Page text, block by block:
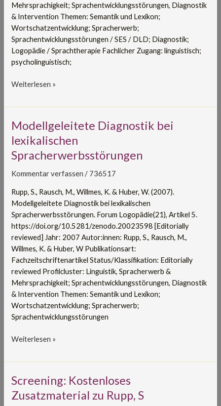
Mehrsprachigkeit; Sprachentwicklungsstörungen, Diagnostik
& Intervention Themen: Semantik und Lexikon;
Wortschatzentwicklung; Spracherwerb;
Sprachentwicklungsstörungen / SES / DLD; Diagnostik;
Logopädie / Sprachtherapie Fachlicher Zugang: linguistisch;
psycholinguistisch;
Weiterlesen »
Modellgeleitete Diagnostik bei
lexikalischen
Spracherwerbsstörungen
Kommentar verfassen / 736517
Rupp, S., Rausch, M., Willmes, K. & Huber, W. (2007).
Modellgeleitete Diagnostik bei lexikalischen
Spracherwerbsstörungen. Forum Logopädie(21), Artikel 5.
https://doi.org/10.5281/zenodo.20023598 [Editorially
reviewed] Jahr: 2007 Autor:innen: Rupp, S., Rausch, M.,
Willmes, K. & Huber, W Publikationsart:
Fachzeitschriftenartikel Status/Klassifikation: Editorially
reviewed Profilcluster: Linguistik, Spracherwerb &
Mehrsprachigkeit; Sprachentwicklungsstörungen, Diagnostik
& Intervention Themen: Semantik und Lexikon;
Wortschatzentwicklung; Spracherwerb;
Sprachentwicklungsstörungen
Modellgeleitete
Diagnostik
bei
lexikalischen
Weiterlesen »
Screening: Kostenloses
Zusatzmaterial zu Rupp, S
Screening:
Kostenloses
Zusatzmaterial